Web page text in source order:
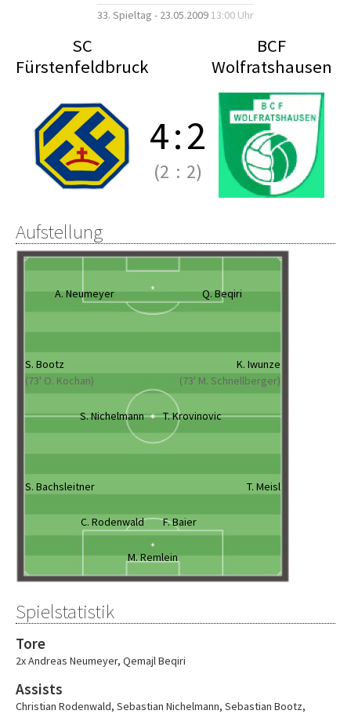
33. Spieltag - 23.05.2009 13:00 Uhr
SC
Fürstenfeldbruck
BCF
Wolfratshausen
4:2
(2 : 2)
Aufstellung
A. Neumeyer Q. Beqiri
S. Bootz
(73' O. Kochan)
K. Iwunze
(73' M. Schnellberger)
S. Nichelmann T. Krovinovic
S. Bachsleitner T. Meisl
C. Rodenwald F. Baier
M. Remlein
Spielstatistik
Tore
2x Andreas Neumeyer, Qemajl Beqiri
Assists
Christian Rodenwald, Sebastian Nichelmann, Sebastian Bootz,